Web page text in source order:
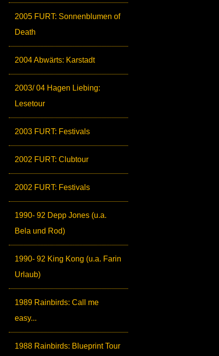
2005 FURT: Sonnenblumen of
Death
2004 Abwärts: Karstadt
2003/ 04 Hagen Liebing:
Lesetour
2003 FURT: Festivals
2002 FURT: Clubtour
2002 FURT: Festivals
1990- 92 Depp Jones (u.a.
Bela und Rod)
1990- 92 King Kong (u.a. Farin
Urlaub)
1989 Rainbirds: Call me
easy...
1988 Rainbirds: Blueprint Tour